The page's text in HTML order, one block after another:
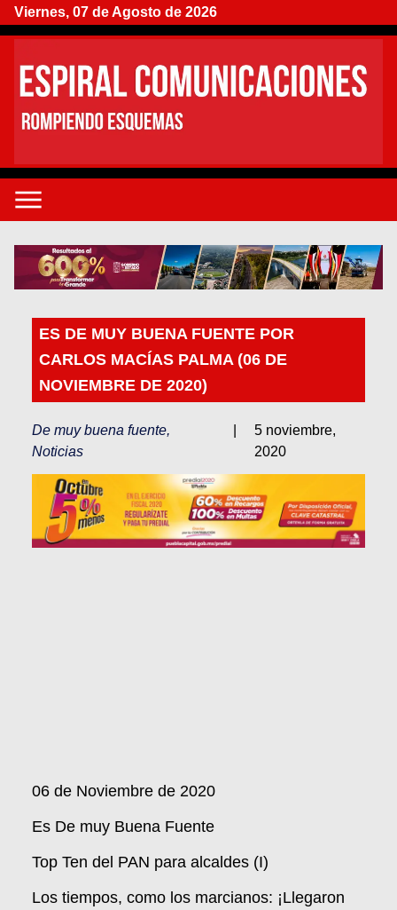
Viernes, 07 de Agosto de 2026
ES DE MUY BUENA FUENTE POR
CARLOS MACÍAS PALMA (06 DE
NOVIEMBRE DE 2020)
De muy buena fuente,
Noticias
5 noviembre,
2020
06 de Noviembre de 2020
Es De muy Buena Fuente
Top Ten del PAN para alcaldes (I)
Los tiempos, como los marcianos: ¡Llegaron